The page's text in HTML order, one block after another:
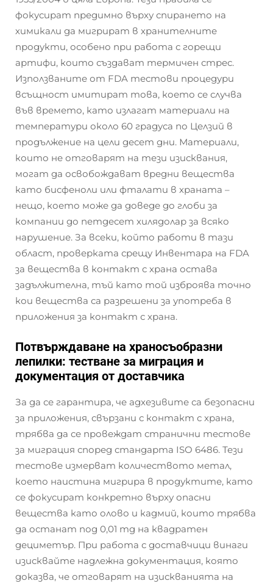
фокусират предимно върху спирането на
химикали да мигрират в хранителните
продукти, особено при работа с горещи
артифи, които създават термичен стрес.
Използваните от FDA тестови процедури
всъщност имитират това, което се случва
във времето, като излагат материали на
температури около 60 градуса по Целзий в
продължение на цели десет дни. Материали,
които не отговарят на тези изисквания,
могат да освобождават вредни вещества
като бисфеноли или фталати в храната –
нещо, което може да доведе до глоби за
компании до петдесет хилядолар за всяко
нарушение. За всеки, който работи в тази
област, проверката срещу Инвентара на FDA
за вещества в контакт с храна остава
задължителна, тъй като той изброява точно
кои вещества са разрешени за употреба в
приложения за контакт с храна.
Потвърждаване на храносъобразни
лепилки: тестване за миграция и
документация от доставчика
За да се гарантира, че адхезивите са безопасни
за приложения, свързани с контакт с храна,
трябва да се провеждат странични тестове
за миграция според стандарта ISO 6486. Тези
тестове измерват количеството метал,
което наистина мигрира в продуктите, като
се фокусират конкретно върху опасни
вещества като олово и кадмий, които трябва
да останат под 0,01 mg на квадратен
дециметър. При работа с доставчици винаги
изисквайте надлежна документация, която
доказва, че отговарят на изискванията на